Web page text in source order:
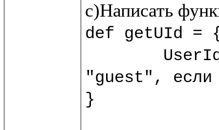
def getUId =
"guest", если
}